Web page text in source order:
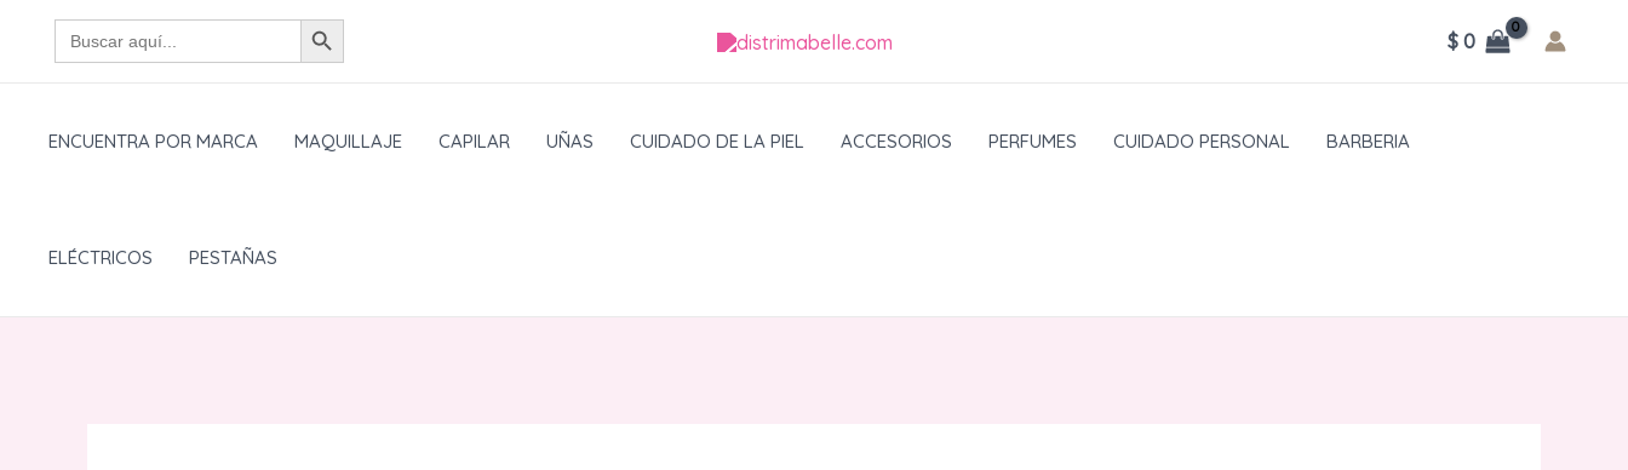
Buscar: BOTÓN DE BÚSQUEDA
$0
ENCUENTRA POR MARCA MAQUILLAJE CAPILAR UÑAS CUIDADO DE LA PIEL ACCESORIOS PERFUMES CUIDADO PERSONAL BARBERIA
ELÉCTRICOS PESTAÑAS